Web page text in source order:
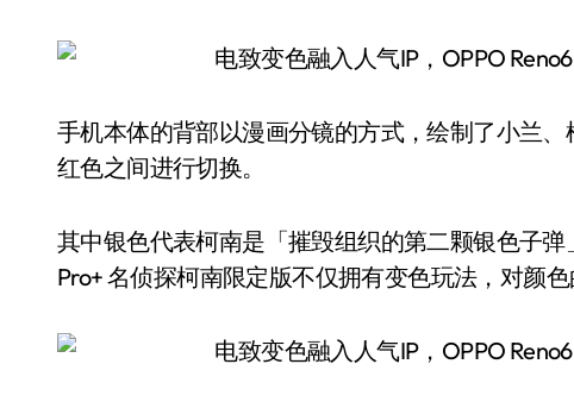
手机本体的背部以漫画分镜的方式，绘制了小兰
红色之间进行切换。
其中银色代表柯南是「摧毁组织的第二颗银色子
Pro+ 名侦探柯南限定版不仅拥有变色玩法，对颜色